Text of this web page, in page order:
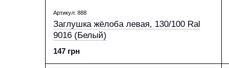
Артикул: 888
Заглушка жёлоба левая, 130/100 Ral
9016 (Белый)
147 грн